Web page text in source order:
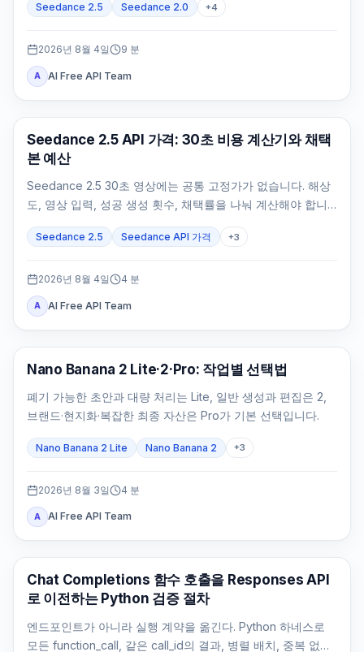
Seedance 2.5 Seedance 2.0 +4
2026년 8월 4일 9 분
A AI Free API Team
AI 비디오 생성
Seedance 2.5 API 가격: 30초 비용 계산기와 채택
본 예산
Seedance 2.5 30초 영상에는 공통 고정가가 없습니다. 해상
도, 영상 입력, 성공 생성 횟수, 채택률을 나눠 계산해야 합니
Seedance 2.5 Seedance API 가격 +3
2026년 8월 4일 4 분
A AI Free API Team
AI 이미지 모델
Nano Banana 2 Lite·2·Pro: 작업별 선택법
폐기 가능한 초안과 대량 처리는 Lite, 일반 생성과 편집은 2,
브랜드·현지화·복잡한 최종 자산은 Pro가 기본 선택입니다.
Nano Banana 2 Lite Nano Banana 2 +3
2026년 8월 3일 4 분
A AI Free API Team
API 가이드
Chat Completions 함수 호출을 Responses API
로 이전하는 Python 검증 절차
엔드포인트가 아니라 실행 계약을 옮긴다. Python 하네스로
모든 function_call, 같은 call_id의 결과, 병렬 배치, 중복 없는